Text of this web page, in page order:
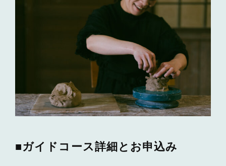
■ガイドコース詳細とお申込み